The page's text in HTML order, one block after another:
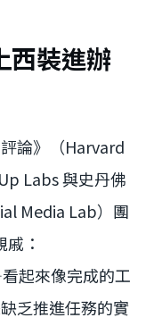
裝進辦
論》（Harvard
Labs 與史丹佛
Media Lab）團
：
起來像完成的工
乏推進任務的實